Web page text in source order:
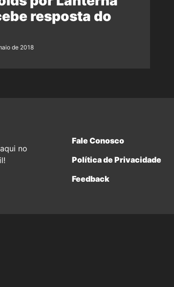
resposta do
de 2018
no
Fale Conosco
Política de Privacidade
Feedback